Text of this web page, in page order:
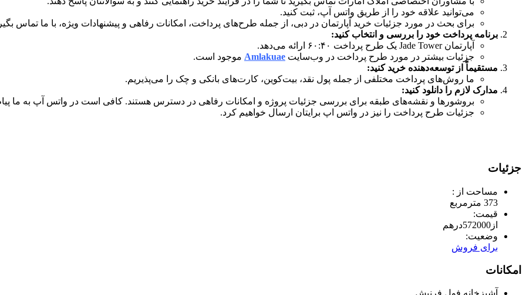
می‌توانید علاقه خود را از طریق واتس آپ، ثبت کنید.
برای بحث در مورد جزئیات خرید آپارتمان در دبی، از جمله طرح‌های پرداخت، امکانات رفاهی و پیشنهادات ویژه، با ما تماس
برنامه پرداخت خود را بررسی و انتخاب کنید:
آپارتمان Jade Tower یک طرح پرداخت ۶۰:۴۰ ارائه می‌دهد.
جزئیات بیشتر در مورد طرح پرداخت در وب‌سایت Amlakuae موجود است.
مستقیماً از توسعه‌دهنده خرید کنید:
ما روش‌های پرداخت مختلفی از جمله پول نقد، بیت‌کوین، کارت‌های بانکی و چک را می‌پذیریم.
مدارک لازم را دانلود کنید:
بروشورها و نقشه‌های طبقه برای بررسی جزئیات پروژه و امکانات رفاهی در دسترس هستند. کافی است در واتس آپ به ما
جزئیات طرح پرداخت را نیز در واتس اپ برایتان ارسال خواهیم کرد.
جزئیات
مساحت از :
373 مترمربع
قیمت:
از 572000درهم
وضعیت:
برای فروش
امکانات